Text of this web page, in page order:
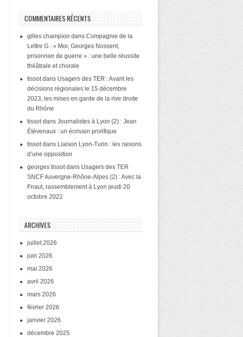
COMMENTAIRES RÉCENTS
gilles champion dans Compagnie de la
Lettre G : « Moi, Georges Nossent,
prisonnier de guerre » : une belle réussite
théâtrale et chorale
tissotdans Usagers des TER : Avant les
décisions régionales le 15 décembre
2023, les mises en garde de la rive droite
du Rhône
tissotdans Journalistes à Lyon (2) : Jean
Étèvenaux : un écrivain prolifique
tissotdans Liaison Lyon-Turin : les raisons
d’une opposition
georges tissotdans Usagers des TER
SNCF Auvergne-Rhône-Alpes (2) : Avec la
Fnaut, rassemblement à Lyon jeudi 20
octobre 2022
ARCHIVES
juillet 2026
juin 2026
mai 2026
avril 2026
mars 2026
février 2026
janvier 2026
décembre 2025